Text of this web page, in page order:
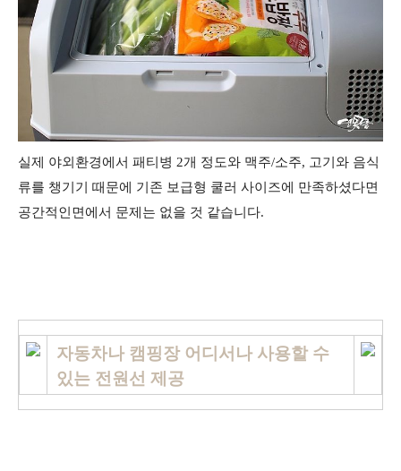
실제 야외환경에서 패티병 2개 정도와 맥주/소주, 고기와 음식
류를 챙기기 때문에 기존 보급형 쿨러 사이즈에 만족하셨다면
공간적인면에서 문제는 없을 것 같습니다.
자동차나 캠핑장 어디서나 사용할 수
있는 전원선 제공